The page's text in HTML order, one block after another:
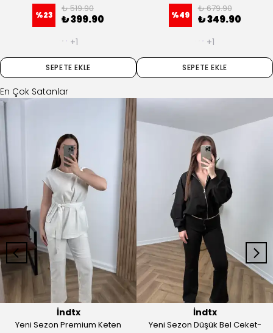
%23 ₺ 399.90
SEPETE EKLE
%49 ₺ 349.90
SEPETE EKLE
En Çok Satanlar
İndtx
Yeni Sezon Premium Keten
Bağlamalı Takım
İndtx
Yeni Sezon Düşük Bel Ceket-
Eşofman Takım